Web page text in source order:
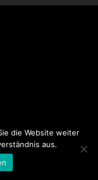
die Website weiter
aus.